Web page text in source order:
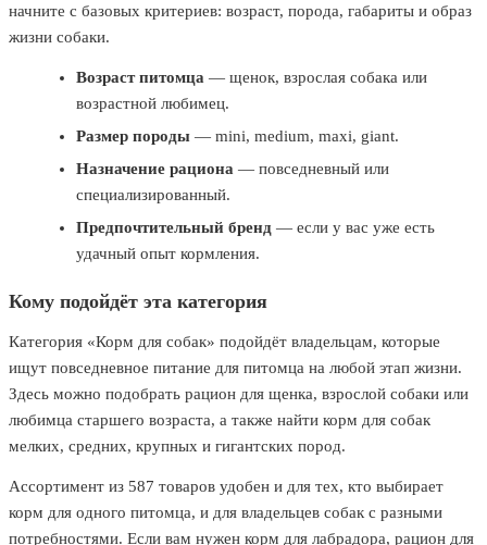
начните с базовых критериев: возраст, порода, габариты и образ
жизни собаки.
Возраст питомца — щенок, взрослая собака или
возрастной любимец.
Размер породы — mini, medium, maxi, giant.
Назначение рациона — повседневный или
специализированный.
Предпочтительный бренд — если у вас уже есть
удачный опыт кормления.
Кому подойдёт эта категория
Категория «Корм для собак» подойдёт владельцам, которые
ищут повседневное питание для питомца на любой этап жизни.
Здесь можно подобрать рацион для щенка, взрослой собаки или
любимца старшего возраста, а также найти корм для собак
мелких, средних, крупных и гигантских пород.
Ассортимент из 587 товаров удобен и для тех, кто выбирает
корм для одного питомца, и для владельцев собак с разными
потребностями. Если вам нужен корм для лабрадора, рацион для